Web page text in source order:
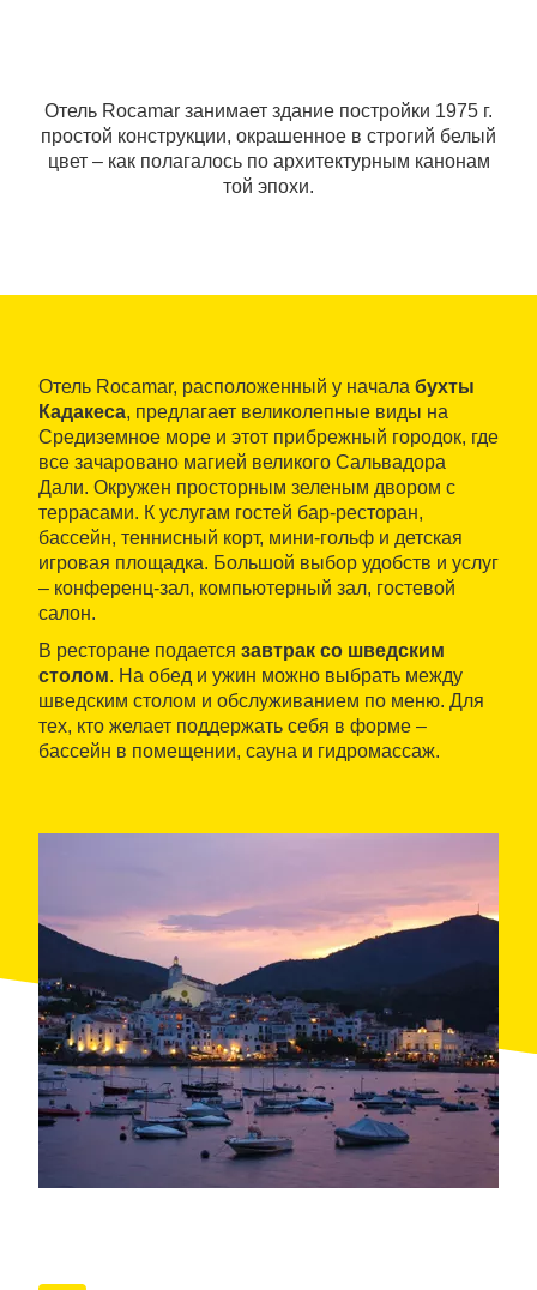
Отель Rocamar занимает здание постройки 1975 г.
простой конструкции, окрашенное в строгий белый
цвет – как полагалось по архитектурным канонам
той эпохи.
Отель Rocamar, расположенный у начала бухты
Кадакеса, предлагает великолепные виды на
Средиземное море и этот прибрежный городок, где
все зачаровано магией великого Сальвадора
Дали. Окружен просторным зеленым двором с
террасами. К услугам гостей бар-ресторан,
бассейн, теннисный корт, мини-гольф и детская
игровая площадка. Большой выбор удобств и услуг
– конференц-зал, компьютерный зал, гостевой
салон.
В ресторане подается завтрак со шведским
столом. На обед и ужин можно выбрать между
шведским столом и обслуживанием по меню. Для
тех, кто желает поддержать себя в форме –
бассейн в помещении, сауна и гидромассаж.